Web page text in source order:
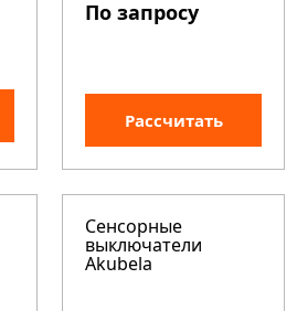
По запросу
Рассчитать
Cенсорные
выключатели
Akubela